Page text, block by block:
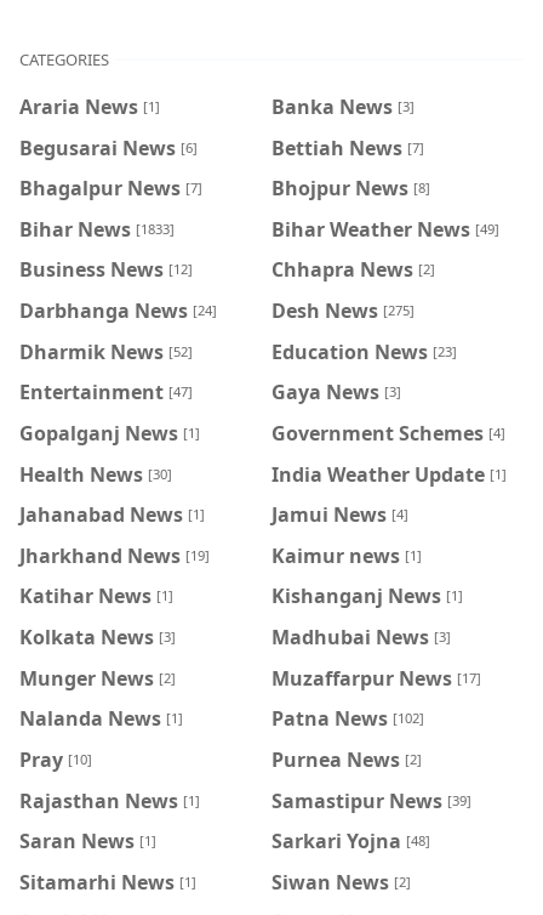
CATEGORIES
Araria News [1] Banka News [3]
Begusarai News [6] Bettiah News [7]
Bhagalpur News [7] Bhojpur News [8]
Bihar News [1833] Bihar Weather News [49]
Business News [12] Chhapra News [2]
Darbhanga News [24] Desh News [275]
Dharmik News [52] Education News [23]
Entertainment [47] Gaya News [3]
Gopalganj News [1] Government Schemes [4]
Health News [30] India Weather Update [1]
Jahanabad News [1] Jamui News [4]
Jharkhand News [19] Kaimur news [1]
Katihar News [1] Kishanganj News [1]
Kolkata News [3] Madhubai News [3]
Munger News [2] Muzaffarpur News [17]
Nalanda News [1] Patna News [102]
Pray [10] Purnea News [2]
Rajasthan News [1] Samastipur News [39]
Saran News [1] Sarkari Yojna [48]
Sitamarhi News [1] Siwan News [2]